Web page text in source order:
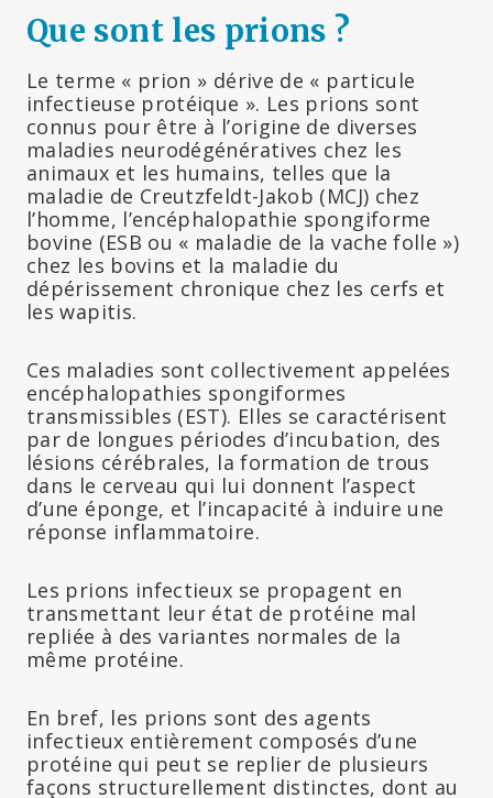
Que sont les prions ?
Le terme « prion » dérive de « particule
infectieuse protéique ». Les prions sont
connus pour être à l’origine de diverses
maladies neurodégénératives chez les
animaux et les humains, telles que la
maladie de Creutzfeldt-Jakob (MCJ) chez
l’homme, l’encéphalopathie spongiforme
bovine (ESB ou « maladie de la vache folle »)
chez les bovins et la maladie du
dépérissement chronique chez les cerfs et
les wapitis.
Ces maladies sont collectivement appelées
encéphalopathies spongiformes
transmissibles (EST). Elles se caractérisent
par de longues périodes d’incubation, des
lésions cérébrales, la formation de trous
dans le cerveau qui lui donnent l’aspect
d’une éponge, et l’incapacité à induire une
réponse inflammatoire.
Les prions infectieux se propagent en
transmettant leur état de protéine mal
repliée à des variantes normales de la
même protéine.
En bref, les prions sont des agents
infectieux entièrement composés d’une
protéine qui peut se replier de plusieurs
façons structurellement distinctes, dont au